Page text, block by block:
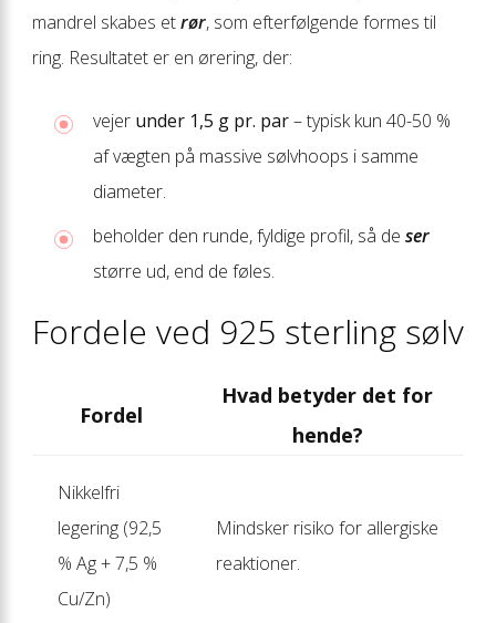
mandrel skabes etrør, som efterfølgende formes til
ring. Resultatet er en ørering, der:
vejer under 1,5 g pr. par– typisk kun 40-50 %
af vægten på massive sølvhoops i samme
diameter.
beholder den runde, fyldige profil, så de ser
større ud, end de føles.
Fordele ved 925 sterling sølv
Fordel
Hvad betyder det for
hende?
Nikkelfri
legering (92,5
% Ag + 7,5 %
Cu/Zn)
Mindsker risiko for allergiske
reaktioner.